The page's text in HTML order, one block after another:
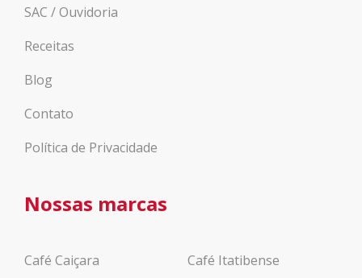
SAC / Ouvidoria
Receitas
Blog
Contato
Política de Privacidade
Nossas marcas
Café Caiçara
Café Itatibense